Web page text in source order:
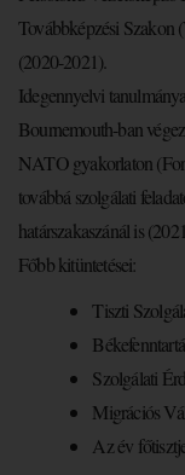
Továbbképzési
(2020-2021).
Idegennyelvi
Bournemouth-ban
NATO gyakorlaton
továbbá szolgálati
határszakaszánál is
Főbb kitüntetései:
Tiszti
Szolgálati
Migrációs
Az év